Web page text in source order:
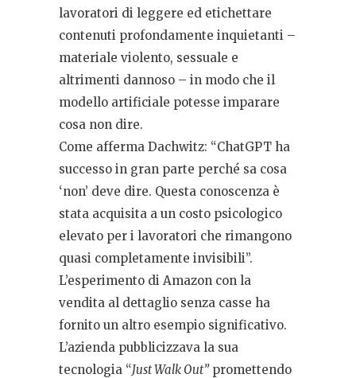
lavoratori di leggere ed etichettare
contenuti profondamente inquietanti –
materiale violento, sessuale e
altrimenti dannoso – in modo che il
modello artificiale potesse imparare
cosa non dire.
Come afferma Dachwitz: “ChatGPT ha
successo in gran parte perché sa cosa
‘non’ deve dire. Questa conoscenza è
stata acquisita a un costo psicologico
elevato per i lavoratori che rimangono
quasi completamente invisibili”.
L’esperimento di Amazon con la
vendita al dettaglio senza casse ha
fornito un altro esempio significativo.
L’azienda pubblicizzava la sua
tecnologia “Just Walk Out”promettendo